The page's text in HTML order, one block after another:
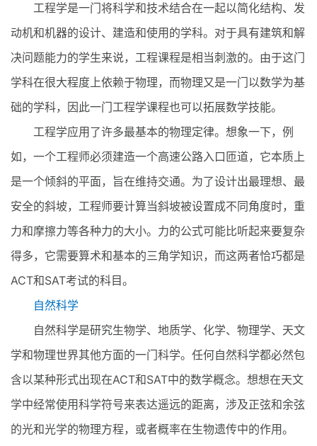
工程学是一门将科学和技术结合在一起以简化结构、发
动机和机器的设计、建造和使用的学科。对于具有建筑和解
决问题能力的学生来说，工程课程是相当刺激的。由于这门
学科在很大程度上依赖于物理，而物理又是一门以数学为基
础的学科，因此一门工程学课程也可以拓展数学技能。
工程学应用了许多最基本的物理定律。想象一下，例
如，一个工程师必须建造一个高速公路入口匝道，它本质上
是一个倾斜的平面，旨在维持交通。为了设计出最理想、最
安全的斜坡，工程师要计算当斜坡被设置成不同角度时，重
力和摩擦力等各种力的大小。力的公式可能比听起来要复杂
得多，它需要算术和基本的三角学知识，而这两者恰巧都是
ACT和SAT考试的科目。
自然科学
自然科学是研究生物学、地质学、化学、物理学、天文
学和物理世界其他方面的一门科学。任何自然科学都必然包
含以某种形式出现在ACT和SAT中的数学概念。想想在天文
学中经常使用科学符号来表达遥远的距离，涉及正弦和余弦
的光和光学的物理方程，或者概率在生物遗传中的作用。